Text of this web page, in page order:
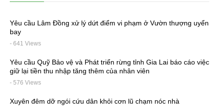
Yêu cầu Lâm Đồng xử lý dứt điểm vi phạm ở Vườn thượng uyển
bay
- 641 Views
Yêu cầu Quỹ Bảo vệ và Phát triển rừng tỉnh Gia Lai báo cáo việc
giữ lại tiền thu nhập tăng thêm của nhân viên
- 576 Views
Xuyên đêm dỡ ngói cứu dân khỏi cơn lũ chạm nóc nhà